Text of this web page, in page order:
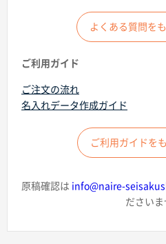
ターゲットから探す
目的・シーンから探す
イベントから探す
印刷色から探す
よくある質問を
ご利用ガイド
ご注文の流れ
名入れデータ作成ガイド
ご利用ガイドを
原稿確認は info@naire-
ださいま